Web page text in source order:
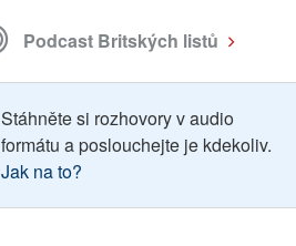
Podcast Britských listů
Stáhněte si rozhovory v audio
formátu a poslouchejte je kdekoliv.
Jak na to?